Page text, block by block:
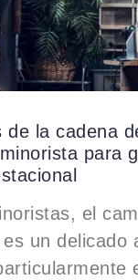
de la cadena
para
el
un delicado